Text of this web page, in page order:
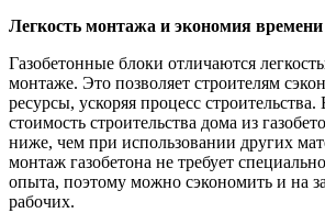
Легкость монтажа и экономия времени
Газобетонные блоки отличаются
монтаже. Это позволяет строителям
ресурсы, ускоряя процесс строительства.
стоимость строительства дома из
ниже, чем при использовании других
монтаж газобетона не требует
опыта, поэтому можно сэкономить и на
рабочих.